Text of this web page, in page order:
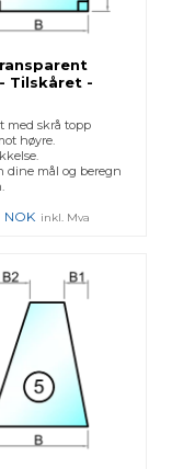
Tilskåret -
med skrå topp
høyre.
dine mål og beregn
NOK inkl. Mva